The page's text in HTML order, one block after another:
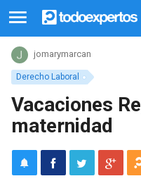
Derecho Laboral
jomarymarcan
Vacaciones
maternidad